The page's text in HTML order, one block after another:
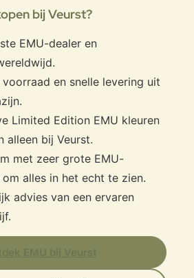
bij Veurst?
EMU-dealer en
en snelle levering uit
Limited Edition EMU kleuren
alleen bij Veurst.
met zeer grote EMU-
alles in het echt te zien.
advies van een ervaren